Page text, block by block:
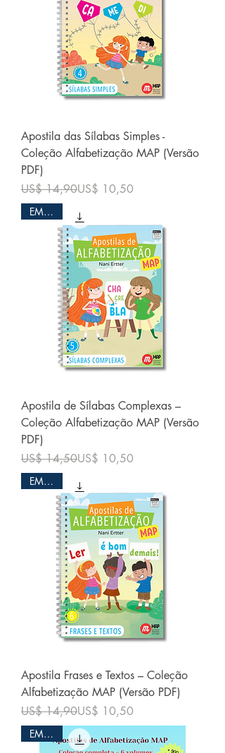
Apostila das Sílabas Simples -
Coleção Alfabetização MAP (Versão
PDF)
Preço normal
US$ 14,90
Preço promocional
US$ 10,50
EM PDF
Apostila de Sílabas Complexas –
Coleção Alfabetização MAP (Versão
PDF)
Preço normal
US$ 14,50
Preço promocional
US$ 10,50
EM PDF
Apostila Frases e Textos – Coleção
Alfabetização MAP (Versão PDF)
Preço normal
US$ 14,90
Preço promocional
US$ 10,50
EM PDF